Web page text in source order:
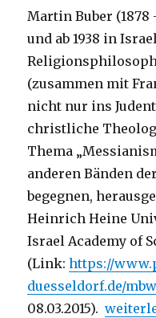
Martin Buber (1878
und ab 1938 in
(zusammen mit
nicht nur ins
christliche
Thema
anderen Bänden
begegnen,
Heinrich Heine
Israel Academy of
(Link:https://
duesseldorf.de/
08.03.2015).